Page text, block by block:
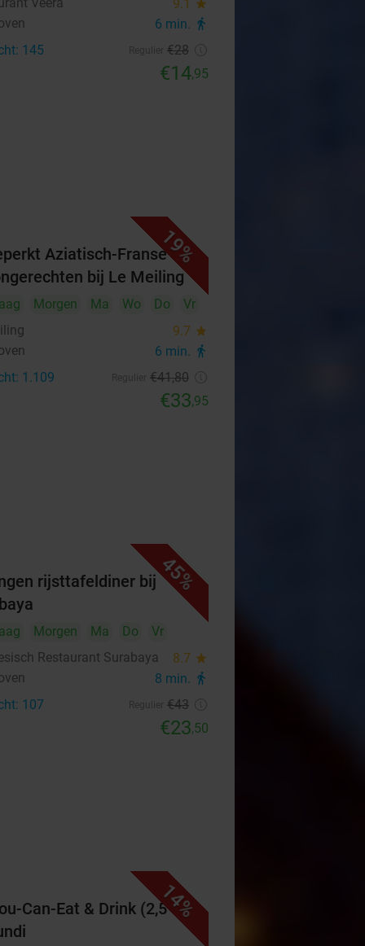
9.1 star
6 min. directions_walk
145 €28
€14,95
19%
Aziatisch-Franse
bij Le Meiling
Morgen Ma Wo Do
Vr
9.7 star
6 min. directions_walk
1.109 €41,80
€33,95
45%
rijsttafeldiner bij
Morgen Ma Do
Vr
Restaurant Surabaya
8.7 star
8 min. directions_walk
107 €43
€23,50
14%
Can-Eat & Drink (2,5 uur)